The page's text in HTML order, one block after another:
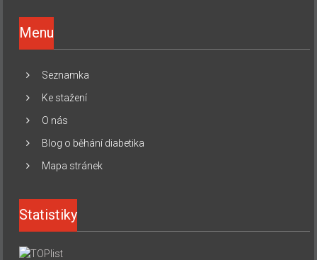
Menu
Seznamka
Ke stažení
O nás
Blog o běhání diabetika
Mapa stránek
Statistiky